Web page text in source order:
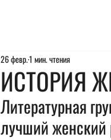
ИСТОРИЯ
26 февр.1 мин. чтения
Литературная
лучший женский